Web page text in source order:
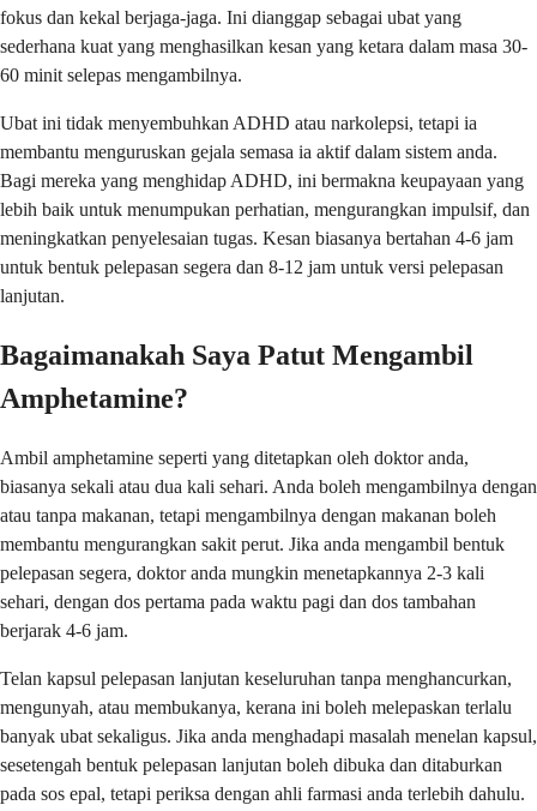
fokus dan kekal berjaga-jaga. Ini dianggap sebagai ubat yang
sederhana kuat yang menghasilkan kesan yang ketara dalam masa 30-
60 minit selepas mengambilnya.
Ubat ini tidak menyembuhkan ADHD atau narkolepsi, tetapi ia
membantu menguruskan gejala semasa ia aktif dalam sistem anda.
Bagi mereka yang menghidap ADHD, ini bermakna keupayaan yang
lebih baik untuk menumpukan perhatian, mengurangkan impulsif, dan
meningkatkan penyelesaian tugas. Kesan biasanya bertahan 4-6 jam
untuk bentuk pelepasan segera dan 8-12 jam untuk versi pelepasan
lanjutan.
Bagaimanakah Saya Patut Mengambil
Amphetamine?
Ambil amphetamine seperti yang ditetapkan oleh doktor anda,
biasanya sekali atau dua kali sehari. Anda boleh mengambilnya dengan
atau tanpa makanan, tetapi mengambilnya dengan makanan boleh
membantu mengurangkan sakit perut. Jika anda mengambil bentuk
pelepasan segera, doktor anda mungkin menetapkannya 2-3 kali
sehari, dengan dos pertama pada waktu pagi dan dos tambahan
berjarak 4-6 jam.
Telan kapsul pelepasan lanjutan keseluruhan tanpa menghancurkan,
mengunyah, atau membukanya, kerana ini boleh melepaskan terlalu
banyak ubat sekaligus. Jika anda menghadapi masalah menelan kapsul,
sesetengah bentuk pelepasan lanjutan boleh dibuka dan ditaburkan
pada sos epal, tetapi periksa dengan ahli farmasi anda terlebih dahulu.